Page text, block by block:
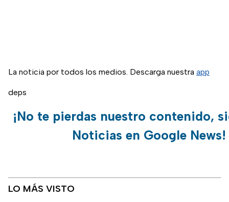
La noticia por todos los medios. Descarga nuestra app
deps
¡No te pierdas nuestro contenido,
Noticias en Google News!
LO MÁS VISTO